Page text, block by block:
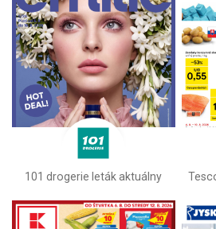
101 drogerie leták aktuálny